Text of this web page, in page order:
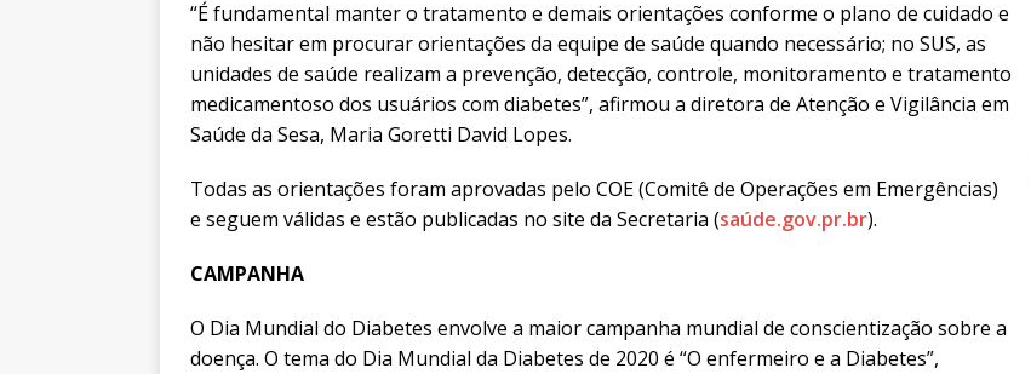
“É fundamental manter o tratamento e demais orientações conforme o plano de cuidado e
não hesitar em procurar orientações da equipe de saúde quando necessário; no SUS, as
unidades de saúde realizam a prevenção, detecção, controle, monitoramento e tratamento
medicamentoso dos usuários com diabetes”, afirmou a diretora de Atenção e Vigilância em
Saúde da Sesa, Maria Goretti David Lopes.
Todas as orientações foram aprovadas pelo COE (Comitê de Operações em Emergências)
e seguem válidas e estão publicadas no site da Secretaria (saúde.gov.pr.br).
CAMPANHA
O Dia Mundial do Diabetes envolve a maior campanha mundial de conscientização sobre a
doença. O tema do Dia Mundial da Diabetes de 2020 é “O enfermeiro e a Diabetes”,